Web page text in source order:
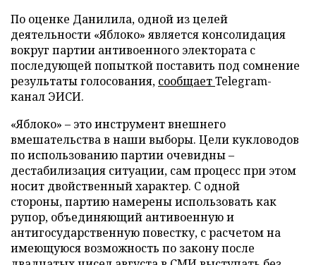
По оценке Данилила, одной из целей
деятельности «Яблоко» является консолидация
вокруг партии антивоенного электората с
последующей попыткой поставить под сомнение
результаты голосования, сообщаетTelegram-
канал ЭИСИ.
«Яблоко» – это инструмент внешнего
вмешательства в наши выборы. Цели кукловодов
по использованию партии очевидны –
дестабилизация ситуации, сам процесс при этом
носит двойственный характер. С одной
стороны, партию намерены использовать как
рупор, объединяющий антивоенную и
антигосударственную повестку, с расчетом на
имеющуюся возможность по закону после